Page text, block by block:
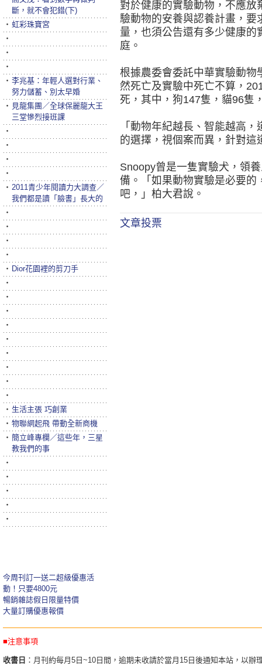
對於健康的實驗動物，不應放
驗動物的安養與認養計畫，要
量，也須公告還有多少健康
庭。
根據農委會委託中華實驗動物
然死亡及實驗中死亡不算，
死，其中，狗147隻，貓96隻
「動物年紀越長、智能越高
的選擇，視個案而異，針對
Snoopy曾是一隻實驗犬，領
備。「如果動物實驗是必要的
吧，」柏大君說。
文章投票
斷，就不會犯錯(下)
‧ 虹彩珠寶宮
‧
‧
‧
‧ 李兆基：年輕人選對行業、
努力儲蓄、別太早婚
‧ 見龍集團／全球保麗龍大王
三堂慘烈接班課
‧
‧
‧
‧
‧ 2011青少年閱讀力大調查／
我們都是讀「臉書」長大的
‧
‧
‧
‧
‧ Dior花園裡的剪刀手
‧
‧
‧
‧
‧
‧
‧
‧
‧
‧ 生活主張 巧創業
‧ 物聯網起飛 帶動全新商機
‧ 簡立峰專欄／這些年，三星
教我們的事
‧
‧
‧
‧
‧
今周刊訂一送二超級優惠活
動！只要4800元
暢銷雜誌假日限量特價
大量訂購優惠報價
■注意事項
收書日 ：月刊約每月5日~10日間，逾期未收請於當月15日後通知本站，以辦